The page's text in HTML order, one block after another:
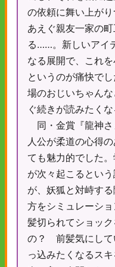
の依頼に舞い上が
あえぐ親友一家の
る……。新しいアイ
なる展開で、これ
というのが痛快で
場のおじいちゃん
ぐ続きが読みたく
同・金賞『龍神さ
人公が柔道の心得
ても魅力的でした
が次々起こるとい
が、妖狐と対峙す
方をシミュレーシ
髪切られてショッ
の？ 前髪気にし
っ込みたくなるス